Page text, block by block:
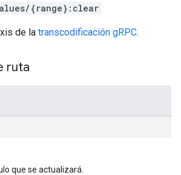
{range}:clear
de la transcodificación gRPC.
ruta
que se actualizará.